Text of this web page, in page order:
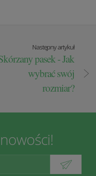
Następny artykuł
pasek - Jak
wybrać swój
rozmiar?